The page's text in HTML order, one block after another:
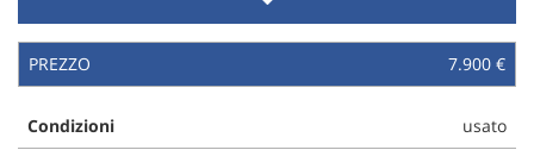
PREZZO 7.900 €
Condizioni
usato